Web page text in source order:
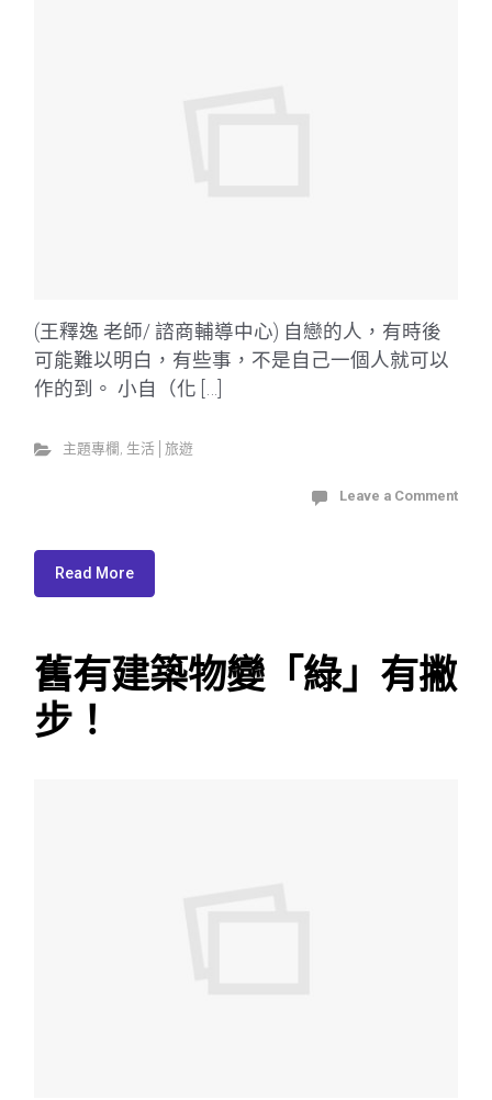
(王釋逸 老師/ 諮商輔導中心) 自戀的人，有時後
可能難以明白，有些事，不是自己一個人就可以
作的到。 小自（化 […]
主題專欄 , 生活│旅遊
Leave a Comment
Read More
舊有建築物變「綠」有撇
步！